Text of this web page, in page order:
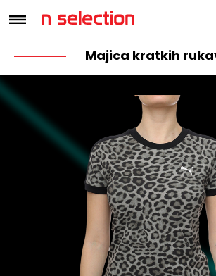
Majica kratkih